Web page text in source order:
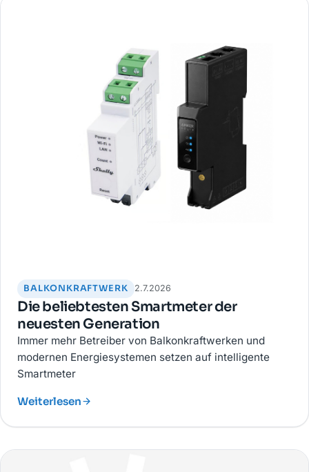
BALKONKRAFTWERK 2.7.2026
Die beliebtesten Smartmeter der
neuesten Generation
Immer mehr Betreiber von Balkonkraftwerken und
modernen Energiesystemen setzen auf intelligente
Smartmeter
Weiterlesen